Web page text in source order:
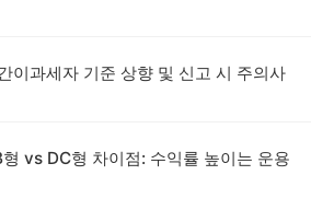
이과세자 기준 상향 및 신고 시 주의사
vs DC형 차이점: 수익률 높이는 운용